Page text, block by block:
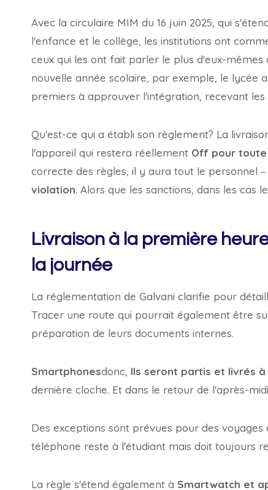
Avec la circulaire MIM du 16 juin 2025, qui
l'enfance et le collège, les institutions ont
ceux qui les ont fait parler le plus d'eux-
nouvelle année scolaire, par exemple, le lycée
premiers à approuver l'intégration, recevant les
Qu'est-ce qui a établi son règlement? La
l'appareil qui restera réellement Off pour toute
correcte des règles, il y aura tout le personnel
violation. Alors que les sanctions, dans les cas
Livraison à la première
la journée
La réglementation de Galvani clarifie pour
Tracer une route qui pourrait également être
préparation de leurs documents internes.
Smartphonesdonc, Ils seront partis et livrés
dernière cloche. Et dans le retour de l'après-
Des exceptions sont prévues pour des
téléphone reste à l'étudiant mais doit toujours
La règle s'étend également à Smartwatch et